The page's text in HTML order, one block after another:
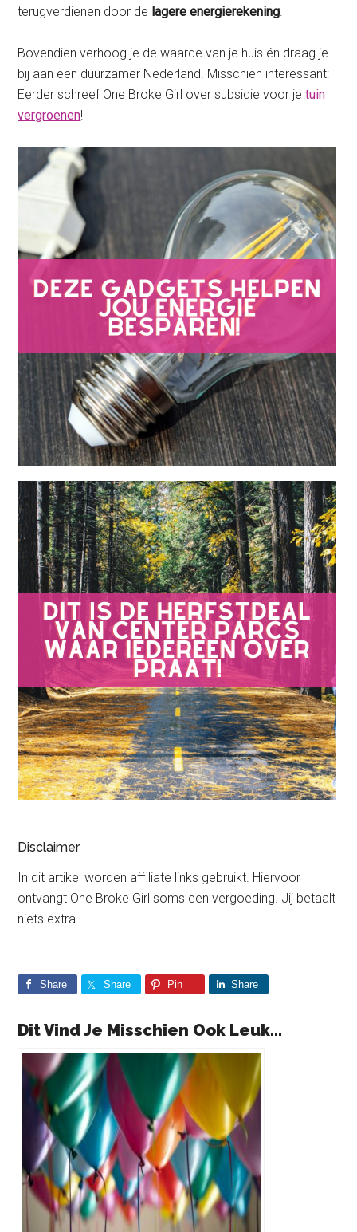
terugverdienen door de lagere energierekening.
Bovendien verhoog je de waarde van je huis én draag je
bij aan een duurzamer Nederland. Misschien interessant:
Eerder schreef One Broke Girl over subsidie voor jetuin
vergroenen!
Disclaimer
In dit artikel worden affiliate links gebruikt. Hiervoor
ontvangt One Broke Girl soms een vergoeding. Jij betaalt
niets extra.
Share Share Pin Share
Dit Vind Je Misschien Ook Leuk...